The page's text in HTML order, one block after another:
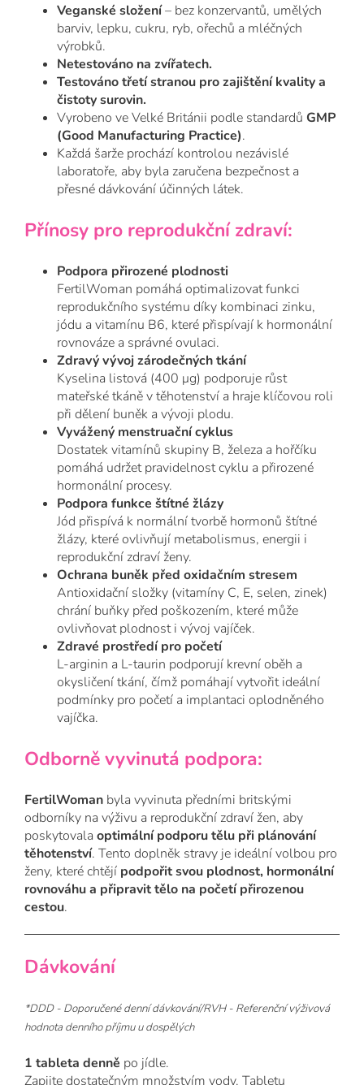
Veganské složení– bez konzervantů, umělých
barviv, lepku, cukru, ryb, ořechů a mléčných
výrobků.
Netestováno na zvířatech.
Testováno třetí stranou pro zajištění kvality a
čistoty surovin.
Vyrobeno ve Velké Británii podle standardů GMP
(Good Manufacturing Practice).
Každá šarže prochází kontrolou nezávislé
laboratoře, aby byla zaručena bezpečnost a
přesné dávkování účinných látek.
Přínosy pro reprodukční zdraví:
Podpora přirozené plodnosti
FertilWoman pomáhá optimalizovat funkci
reprodukčního systému díky kombinaci zinku,
jódu a vitamínu B6, které přispívají k hormonální
rovnováze a správné ovulaci.
Zdravý vývoj zárodečných tkání
Kyselina listová (400 μg) podporuje růst
mateřské tkáně v těhotenství a hraje klíčovou roli
při dělení buněk a vývoji plodu.
Vyvážený menstruační cyklus
Dostatek vitamínů skupiny B, železa a hořčíku
pomáhá udržet pravidelnost cyklu a přirozené
hormonální procesy.
Podpora funkce štítné žlázy
Jód přispívá k normální tvorbě hormonů štítné
žlázy, které ovlivňují metabolismus, energii i
reprodukční zdraví ženy.
Ochrana buněk před oxidačním stresem
Antioxidační složky (vitamíny C, E, selen, zinek)
chrání buňky před poškozením, které může
ovlivňovat plodnost i vývoj vajíček.
Zdravé prostředí pro početí
L-arginin a L-taurin podporují krevní oběh a
okysličení tkání, čímž pomáhají vytvořit ideální
podmínky pro početí a implantaci oplodněného
vajíčka.
Odborně vyvinutá podpora:
FertilWoman byla vyvinuta předními britskými
odborníky na výživu a reprodukční zdraví žen, aby
poskytovala optimální podporu tělu při plánování
těhotenství. Tento doplněk stravy je ideální volbou pro
ženy, které chtějí podpořit svou plodnost, hormonální
rovnováhu a připravit tělo na početí přirozenou
cestou.
Dávkování
*DDD - Doporučené denní dávkování/RVH - Referenční výživová
hodnota denního příjmu u dospělých
1 tableta denně po jídle.
Zapijte dostatečným množstvím vody. Tabletu